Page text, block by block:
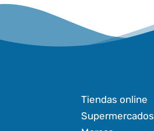
b
k
a
Tiendas online
Supermercados